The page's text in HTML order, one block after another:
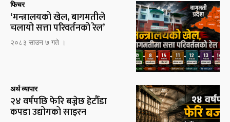
फिचर
‘मन्त्रालयको खेल, बागमतीले
चलायो सत्ता परिवर्तनको रेल’
२०८३ साउन ७ गते ।
अर्थ व्यापार
२४ वर्षपछि फेरि बज्नेछ हेटौँडा
कपडा उद्योगको साइरन